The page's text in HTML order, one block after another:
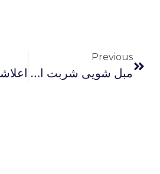
Previous
مبل شویی شربت اوغلی